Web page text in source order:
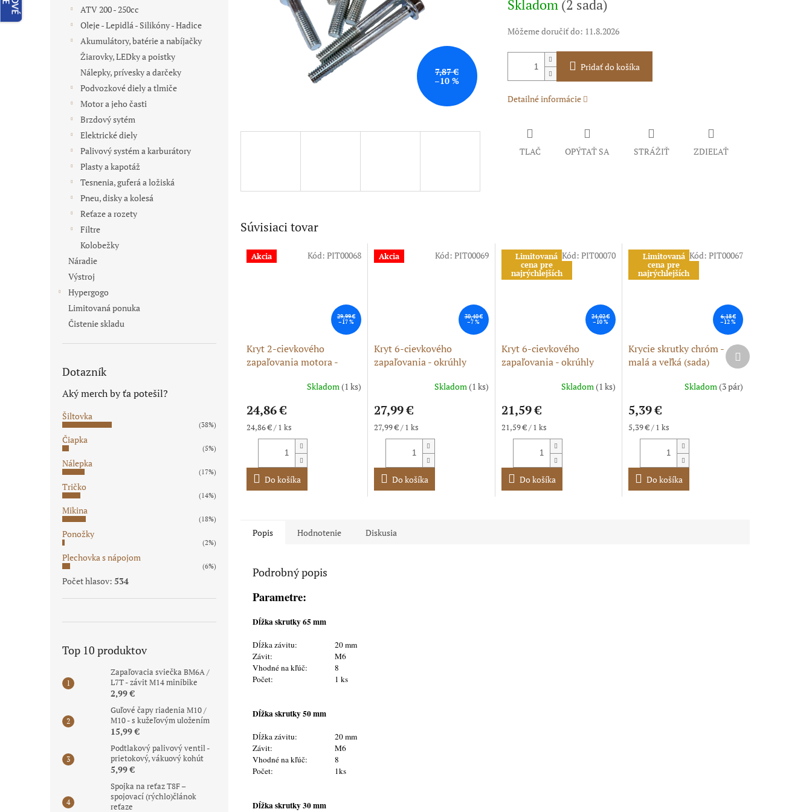
ATV 200 - 250cc
Oleje - Lepidlá - Silikóny - Hadice
Akumulátory, batérie a nabíjačky
Žiarovky, LEDky a poistky
Nálepky, prívesky a darčeky
Podvozkové diely a tlmiče
Motor a jeho časti
Brzdový sytém
Elektrické diely
Palivový systém a karburátory
Plasty a kapotáž
Tesnenia, guferá a ložiská
Pneu, disky a kolesá
Reťaze a rozety
Filtre
Kolobežky
Náradie
Výstroj
Hypergogo
Limitovaná ponuka
Čistenie skladu
Dotazník
Aký merch by ťa potešil?
Šiltovka
(38%)
Čiapka
(5%)
Nálepka
(17%)
Tričko
(14%)
Mikina
(18%)
Ponožky
(2%)
Plechovka s nápojom
(6%)
Počet hlasov: 534
Top 10 produktov
Zapaľovacia sviečka BM6A /
L7T - závit M14 minibike
2,99 €
Guľové čapy riadenia M10 /
M10 - s kužeľovým uložením
15,99 €
Podtlakový palivový ventil -
prietokový, vákuový kohút
5,99 €
Spojka na reťaz T8F –
spojovací (rýchlo)článok
reťaze
7,87 €
–10 %
Skladom (2 sada)
Môžeme doručiť do: 11.8.2026
Pridať do košíka
Detailné informácie
TLAČ OPÝTAŤ SA STRÁŽIŤ ZDIEĽAŤ
Súvisiaci tovar
Akcia
29,99 €
–17 %
Kryt 2-cievkového
zapaľovania motora -
Skladom(1 ks)
24,86 €
Jednotková
cena:
24,86 € / 1 ks
Do košíka
Kód: PIT00068 Akcia
30,40 €
–7 %
Kryt 6-cievkového
zapaľovania - okrúhly
Skladom(1 ks)
27,99 €
Jednotková
cena:
27,99 € / 1 ks
Do košíka
Kód: PIT00069 Limitovaná
cena pre
najrýchlejších
24,02 €
–10 %
Kryt 6-cievkového
zapaľovania - okrúhly
Skladom(1 ks)
21,59 €
Jednotková
cena:
21,59 € / 1 ks
Do košíka
Kód:PIT00070 Limitovaná
cena pre
najrýchlejších
6,18 €
–12 %
Krycie skrutky chróm -
malá a veľká (sada)
Skladom(3 pár)
5,39 €
Jednotková
cena:
5,39 € / 1 ks
Do košíka
Kód: PIT00067
Ďalší
produkt
Popis Hodnotenie Diskusia
Podrobný popis
Parametre:
Dĺžka skrutky 65 mm
Dĺžka závitu:
20 mm
Závit:
M6
Vhodné na kľúč:
8
Počet:
1 ks
Dĺžka skrutky 50 mm
Dĺžka závitu:
20 mm
Závit:
M6
Vhodné na kľúč:
8
Počet:
1ks
Dĺžka skrutky 30 mm